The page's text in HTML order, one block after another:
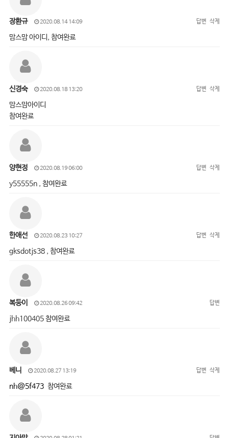
장환규 2020.08.14 14:09 답변 삭제
맘스맘 아이디, 참여완료
신경숙 2020.08.18 13:20 답변 삭제
맘스맘아이디
참여완료
양현정 2020.08.19 06:00 답변 삭제
y55555n , 참여완료
한애선 2020.08.23 10:27 답변 삭제
gksdotjs38 , 참여완료
복둥이 2020.08.26 09:42 답변
jhh100405 참여완료
베니 2020.08.27 13:19 답변 삭제
nh@5f473참여완료